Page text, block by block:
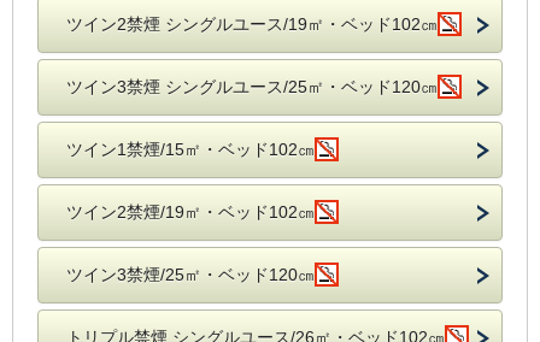
ツイン2禁煙 シングルユース/19㎡・ベッド102㎝
ツイン3禁煙 シングルユース/25㎡・ベッド120㎝
ツイン1禁煙/15㎡・ベッド102㎝
ツイン2禁煙/19㎡・ベッド102㎝
ツイン3禁煙/25㎡・ベッド120㎝
トリプル禁煙 シングルユース/26㎡・ベッド102㎝